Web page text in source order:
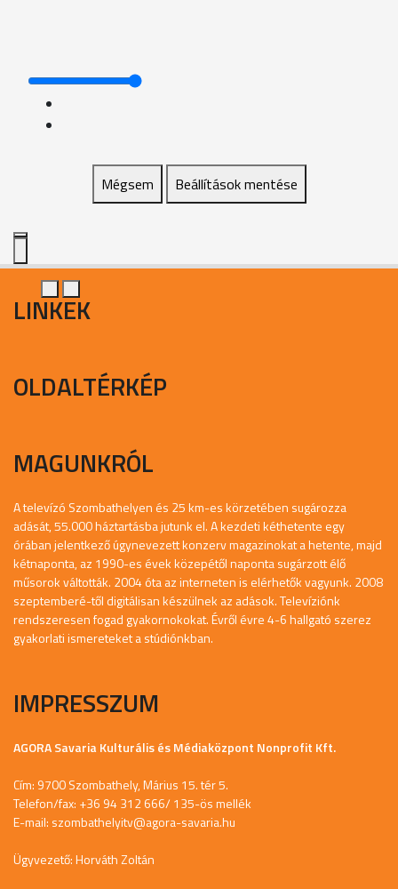
Mégsem Beállítások mentése
LINKEK
OLDALTÉRKÉP
MAGUNKRÓL
A televízó Szombathelyen és 25 km-es körzetében sugározza
adását, 55.000 háztartásba jutunk el. A kezdeti kéthetente egy
órában jelentkező úgynevezett konzerv magazinokat a hetente, majd
kétnaponta, az 1990-es évek közepétől naponta sugárzott élő
műsorok váltották. 2004 óta az interneten is elérhetők vagyunk. 2008
szeptemberé-től digitálisan készülnek az adások. Televíziónk
rendszeresen fogad gyakornokokat. Évről évre 4-6 hallgató szerez
gyakorlati ismereteket a stúdiónkban.
IMPRESSZUM
AGORA Savaria Kulturális és Médiaközpont Nonprofit Kft.
Cím: 9700 Szombathely, Márius 15. tér 5.
Telefon/fax: +36 94 312 666/ 135-ös mellék
E-mail: szombathelyitv@agora-savaria.hu
Ügyvezető: Horváth Zoltán